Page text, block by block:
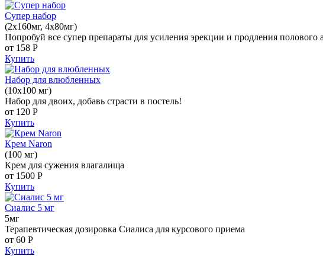
Супер набор
(2х160мг, 4х80мг)
Попробуй все супер препараты для усиления эрекции и продления полового
от 158 Р
Купить
Набор для влюбленных
(10х100 мг)
Набор для двоих, добавь страсти в постель!
от 120 Р
Купить
Крем Naron
(100 мг)
Крем для сужения влагалища
от 1500 Р
Купить
Сиалис 5 мг
5мг
Терапевтическая дозировка Сиалиса для курсового приема
от 60 Р
Купить